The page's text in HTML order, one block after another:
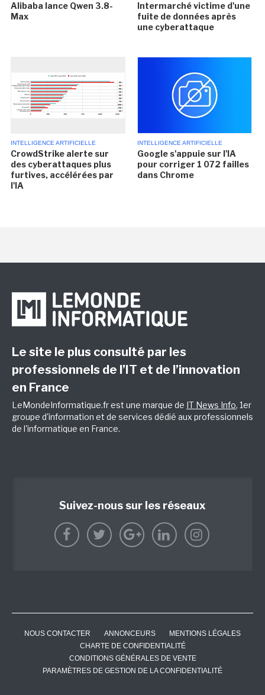
Alibaba lance Qwen 3.8-
Max
Intermarché victime d'une
fuite de données après
une cyberattaque
INTELLIGENCE ARTIFICIELLE
CrowdStrike alerte sur
des cyberattaques plus
furtives, accélérées par
l'IA
INTELLIGENCE ARTIFICIELLE
Google s'appuie sur l'IA
pour corriger 1 072 failles
dans Chrome
Le site le plus consulté par les
professionnels de l’IT et de l’innovation
en France
LeMondeInformatique.fr est une marque de IT News Info, 1er
groupe d'information et de services dédié aux professionnels
de l'informatique en France.
Suivez-nous sur les réseaux
NOUS CONTACTER ANNONCEURS
MENTIONS LÉGALES
CHARTE DE CONFIDENTIALITÉ
CONDITIONS GÉNÉRALES DE VENTE
PARAMÈTRES DE GESTION DE LA CONFIDENTIALITÉ